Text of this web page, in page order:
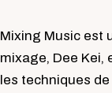
Mixing Music est
mixage, Dee Kei,
les techniques